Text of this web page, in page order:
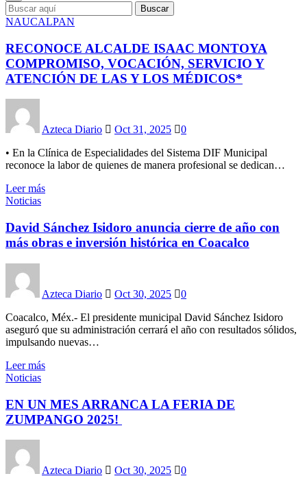
Buscar
NAUCALPAN
RECONOCE ALCALDE ISAAC MONTOYA
COMPROMISO, VOCACIÓN, SERVICIO Y
ATENCIÓN DE LAS Y LOS MÉDICOS*
Azteca Diario Oct 31, 2025
0
• En la Clínica de Especialidades del Sistema DIF Municipal
reconoce la labor de quienes de manera profesional se dedican…
Leer más
Noticias
David Sánchez Isidoro anuncia cierre de año con
más obras e inversión histórica en Coacalco
Azteca Diario Oct 30, 2025
0
Coacalco, Méx.- El presidente municipal David Sánchez Isidoro
aseguró que su administración cerrará el año con resultados sólidos,
impulsando nuevas…
Leer más
Noticias
EN UN MES ARRANCA LA FERIA DE
ZUMPANGO 2025!
Azteca Diario Oct 30, 2025
0